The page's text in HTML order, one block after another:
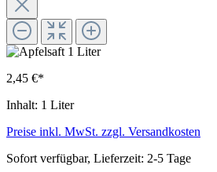
2,45 €*
Inhalt: 1 Liter
Preise inkl. MwSt. zzgl. Versandkosten
Sofort verfügbar, Lieferzeit: 2-5 Tage